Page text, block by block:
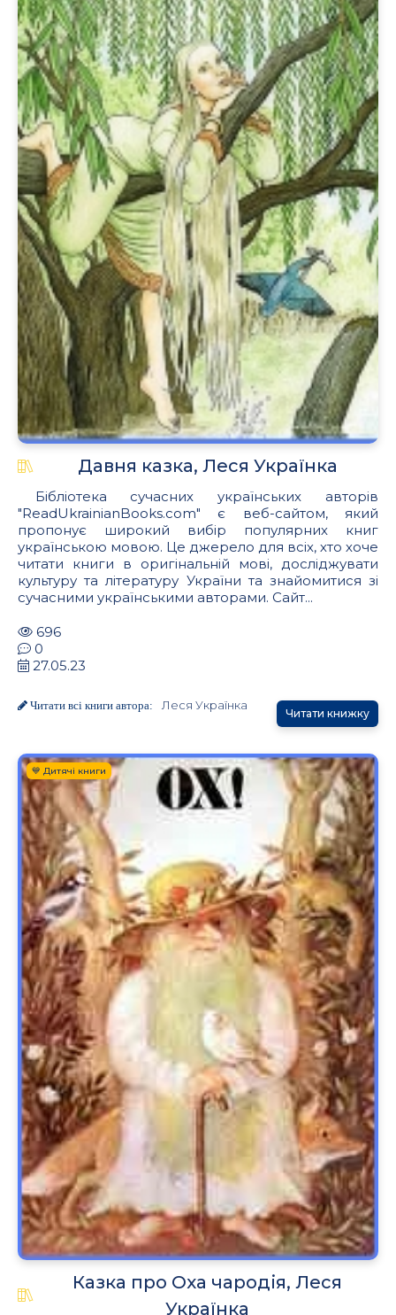
Давня казка, Леся Українка
Бібліотека сучасних українських авторів
"ReadUkrainianBooks.com" є веб-сайтом, який
пропонує широкий вибір популярних книг
українською мовою. Це джерело для всіх, хто хоче
читати книги в оригінальній мові, досліджувати
культуру та літературу України та знайомитися зі
сучасними українськими авторами. Сайт...
696
0
27.05.23
Читати всі книги автора: Леся Українка
Читати книжку
💙 Дитячі книги
Казка про Оха чародія, Леся
Українка